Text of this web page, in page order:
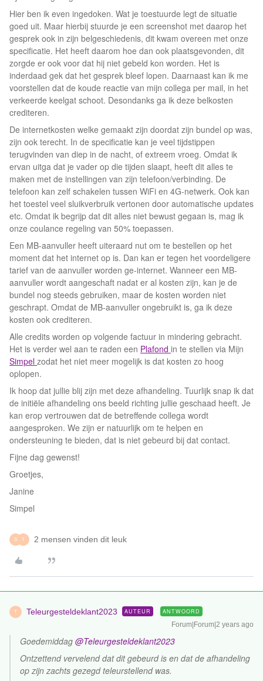
Hier ben ik even ingedoken. Wat je toestuurde legt de situatie
goed uit. Maar hierbij stuurde je een screenshot met daarop het
gesprek ook in zijn belgeschiedenis, dit kwam overeen met onze
specificatie. Het heeft daarom hoe dan ook plaatsgevonden, dit
zorgde er ook voor dat hij niet gebeld kon worden. Het is
inderdaad gek dat het gesprek bleef lopen. Daarnaast kan ik me
voorstellen dat de koude reactie van mijn collega per mail, in het
verkeerde keelgat schoot. Desondanks ga ik deze belkosten
crediteren.
De internetkosten welke gemaakt zijn doordat zijn bundel op was,
zijn ook terecht. In de specificatie kan je veel tijdstippen
terugvinden van diep in de nacht, of extreem vroeg. Omdat ik
ervan uitga dat je vader op die tijden slaapt, heeft dit alles te
maken met de instellingen van zijn telefoon/verbinding. De
telefoon kan zelf schakelen tussen WiFi en 4G-netwerk. Ook kan
het toestel veel sluikverbruik vertonen door automatische updates
etc. Omdat ik begrijp dat dit alles niet bewust gegaan is, mag ik
onze coulance regeling van 50% toepassen.
Een MB-aanvuller heeft uiteraard nut om te bestellen op het
moment dat het internet op is. Dan kan er tegen het voordeligere
tarief van de aanvuller worden ge-internet. Wanneer een MB-
aanvuller wordt aangeschaft nadat er al kosten zijn, kan je de
bundel nog steeds gebruiken, maar de kosten worden niet
geschrapt. Omdat de MB-aanvuller ongebruikt is, ga ik deze
kosten ook crediteren.
Alle credits worden op volgende factuur in mindering gebracht.
Het is verder wel aan te raden een Plafond in te stellen via Mijn
Simpel zodat het niet meer mogelijk is dat kosten zo hoog
oplopen.
Ik hoop dat jullie blij zijn met deze afhandeling. Tuurlijk snap ik dat
de initiële afhandeling ons beeld richting jullie geschaad heeft. Je
kan erop vertrouwen dat de betreffende collega wordt
aangesproken. We zijn er natuurlijk om te helpen en
ondersteuning te bieden, dat is niet gebeurd bij dat contact.
Fijne dag gewenst!
Groetjes,
Janine
Simpel
S T 2 mensen vinden dit leuk
T Teleurgesteldeklant2023 AUTEUR ANTWOORD
Forum|Forum|2 years ago
Goedemiddag @Teleurgesteldeklant2023
Ontzettend vervelend dat dit gebeurd is en dat de afhandeling
op zijn zachts gezegd teleurstellend was.